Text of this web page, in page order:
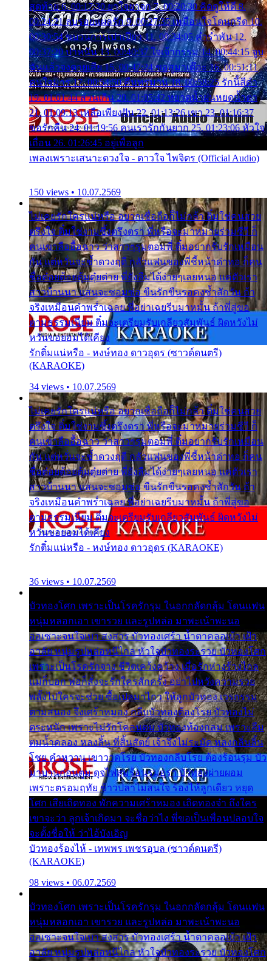
สุดท้าย 6. 00:17:30 ยาใจยาจก 7. 00:20:30 คิดดูให้ดี 8.
00:24:21 ลบรอยแผลรัก 9. 00:27:35 เหมือนใจโดนกรีด 10.
00:30:54 ขบวนการเปาเปียว 11. 00:34:05 คำรำพัน 12.
00:37:20 ปาหนัน 13. 00:40:37 ใจเจ้ากรรม 14. 00:44:15 จูบ
ฉันแล้วจงตายเสีย 15. 00:47:24 ขอสูมาเต๊อะ 16. 00:51:11
คนใจมาร 17. 00:54:50 คืนทรมาน 18. 00:58:25 รักนี้สีดำ
19. 01:01:44 ส่วนเกิน 20. 01:05:42 หยาดน้ำฝนหยดน้ำตา
21. 01:09:13 เหลือเพียงฝัน 22. 01:13:26 เขา 23. 01:16:37
ขอรักคืน 24. 01:19:56 คนเรารักกันยาก 25. 01:23:06 หัวใจ
เถื่อน 26. 01:26:45 อยู่เพื่อลูก
เพลงเพราะเสนาะดวงใจ - ดาวใจ ไพจิตร (Official Audio)
150 views • 10.07.2569
ไม่เคยรักใครแน่หรือ อยากเชื่อถือก็ไม่กล้า ติ๋มใช่คนสวย
ตรึงใจ ติ๋มใช่งามซึ้งตรึงตรา พี่หรือจะมาหมายร่วมชีวี ก็
คนเขาลืออื้อฉาว ว่าสาวๆรุมตอมพี่ ติ๋มอยากรับรักเหมือน
กัน แต่หวั่นจะช้ำดวงฤดี กลัวแฟนของพี่ชี้หน้าด่าทอ ก็คน
ชื่อต๋อยต้อยตุ้มตุ๋ยต่าย พี่ยังลืมได้ง่ายๆเลยหนอ แค่ตัวเรา
สาวบ้านนา แสนจะซอมซ่อ ขืนรักขืนรอคงช้ำสักวัน ถ้า
จริงเหมือนคำพร่ำเฉลย พี่อย่าเฉยรีบมาหมั้น ถ้าพี่สู่ขอ
ตามธรรมเนียม ติ๋มจะเตรียมรับเกลียวสัมพันธ์ ผิดหวังไม่
หวั่นขอยอมได้เคียง
รักติ๋มแน่หรือ - หงษ์ทอง ดาวอุดร (ซาวด์ดนตรี)
(KARAOKE)
34 views • 10.07.2569
ไม่เคยรักใครแน่หรือ อยากเชื่อถือก็ไม่กล้า ติ๋มใช่คนสวย
ตรึงใจ ติ๋มใช่งามซึ้งตรึงตรา พี่หรือจะมาหมายร่วมชีวี ก็
คนเขาลืออื้อฉาว ว่าสาวๆรุมตอมพี่ ติ๋มอยากรับรักเหมือน
กัน แต่หวั่นจะช้ำดวงฤดี กลัวแฟนของพี่ชี้หน้าด่าทอ ก็คน
ชื่อต๋อยต้อยตุ้มตุ๋ยต่าย พี่ยังลืมได้ง่ายๆเลยหนอ แค่ตัวเรา
สาวบ้านนา แสนจะซอมซ่อ ขืนรักขืนรอคงช้ำสักวัน ถ้า
จริงเหมือนคำพร่ำเฉลย พี่อย่าเฉยรีบมาหมั้น ถ้าพี่สู่ขอ
ตามธรรมเนียม ติ๋มจะเตรียมรับเกลียวสัมพันธ์ ผิดหวังไม่
หวั่นขอยอมได้เคียง
รักติ๋มแน่หรือ - หงษ์ทอง ดาวอุดร (KARAOKE)
36 views • 10.07.2569
บัวทองโศก เพราะเป็นโรครักรุม ในอกกลัดกลุ้ม โดนแฟน
หนุ่มหลอกเอา เขารวย และรูปหล่อ มาพะเน้าพะนอ
ออเซาะจนใจเบา สงสาร บัวทองเศร้า น้ำตาคลอเบ้า เฝ้า
อาลัย หนุ่มรูปหล่อหนีไกล หัวใจบัวทองระรวย บัวทองโศก
เพราะเป็นโรครักจาง ชีวิตเคว้งคว้าง เมื่อรักห่างร้างไกล
แม่ก็บอก พ่อก็สั่งจะรักใครสักครั้ง อย่าไปหวังความรวย
พลั้งไปใครจะช่วย ซื้อเปลมาไกว ให้ลูกบัวทอง เวรกรรม
ตามสนอง จึงเศร้าหมอง กลีบบัวทองต้องโรย บัวทองไม่
ตระหนัก เพราะไม่รักโคลนตม บัวทองท้องกลม เพราะลืม
ตมน้ำคลอง หลงลิ้น ที่สิ้นสัตย์ เจ้าจึงไม่ระมัด หลงกลิ่นลิ้น
โชย คำหวาน เขาวาดโรย บัวทองกลีบโรย ต้องร้อนรุม บัว
มาบานก่อนตูม ดุจไฟสุมร้อนรุมอุรา บัวทองผ่ายผอม
เพราะตรอมฤทัย ข้าวปลาไม่สนใจ ร้องไห้ลูกเดียว หยุด
โศก เสียเถิดทอง พักความเศร้าหมอง เถิดทองจ๋า ถึงใคร
เขาจะว่า ลูกเจ้าเกิดมา จะชื่อว่าไง พี่ขอเป็นเพื่อนปลอบใจ
จะตั้งชื่อให้ ว่าไอ้บังเอิญ
บัวทองร้องไห้ - เทพพร เพชรอุบล (ซาวด์ดนตรี)
(KARAOKE)
98 views • 06.07.2569
บัวทองโศก เพราะเป็นโรครักรุม ในอกกลัดกลุ้ม โดนแฟน
หนุ่มหลอกเอา เขารวย และรูปหล่อ มาพะเน้าพะนอ
ออเซาะจนใจเบา สงสาร บัวทองเศร้า น้ำตาคลอเบ้า เฝ้า
อาลัย หนุ่มรูปหล่อหนีไกล หัวใจบัวทองระรวย บัวทองโศก